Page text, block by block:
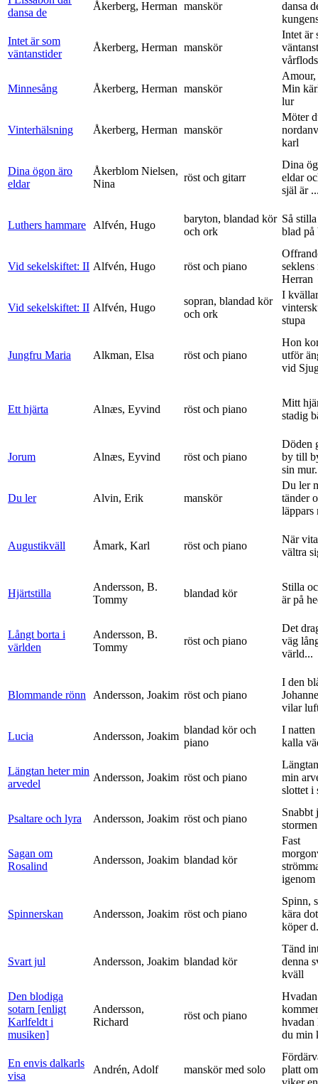
dansa de
Åkerberg, Herman manskör
dansa
Intet är som
väntanstider
Åkerberg, Herman manskör
Intet är
Minnesång Åkerberg, Herman manskör
Min
lur
Vinterhälsning Åkerberg, Herman manskör
Möter
karl
Dina ögon äro
eldar
Åkerblom Nielsen,
Nina
röst och gitarr
Dina
eldar
själ är
Luthers hammare Alfvén, Hugo
baryton, blandad kör
och ork
Så
blad på
Vid sekelskiftet: II Alfvén, Hugo röst och piano
Herran
Vid sekelskiftet: II Alfvén, Hugo
sopran, blandad kör
och ork
I
stupa
Jungfru Maria Alkman, Elsa röst och piano
Hon
utför
vid
Ett hjärta Alnæs, Eyvind röst och piano
Mitt
stadig
Jorum Alnæs, Eyvind röst och piano
Döden
by till
sin
Du ler Alvin, Erik manskör
Du ler
tänder
läppars
Augustikväll Åmark, Karl röst och piano
När
vältra
Hjärtstilla
Andersson, B.
Tommy
blandad kör
Stilla
är på
Långt borta i
världen
Andersson, B.
Tommy
röst och piano
Det
väg
värld...
Blommande rönn Andersson, Joakim röst och piano
I den
vilar
Lucia Andersson, Joakim
blandad kör och
piano
I natten
kalla
Längtan heter min
arvedel
Andersson, Joakim röst och piano
min
slottet i
Psaltare och lyra Andersson, Joakim röst och piano
Snabbt
Sagan om
Rosalind
Andersson, Joakim blandad kör
Fast
igenom
Spinnerskan Andersson, Joakim röst och piano
Spinn,
kära
köper
Svart jul Andersson, Joakim blandad kör
Tänd
denna
kväll
Den blodiga
sotarn [enligt
Karlfeldt i
musiken]
Andersson,
Richard
röst och piano
Hvadan
hvadan
du min
En envis dalkarls
visa
Andrén, Adolf manskör med solo
platt